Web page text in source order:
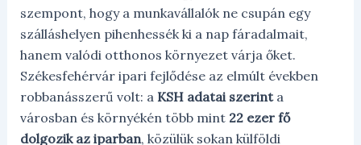
szempont, hogy a munkavállalók ne csupán egy
szálláshelyen pihenhessék ki a nap fáradalmait,
hanem valódi otthonos környezet várja őket.
Székesfehérvár ipari fejlődése az elmúlt években
robbanásszerű volt: a KSH adatai szerinta
városban és környékén több mint 22 ezer fő
dolgozik az iparban, közülük sokan külföldi